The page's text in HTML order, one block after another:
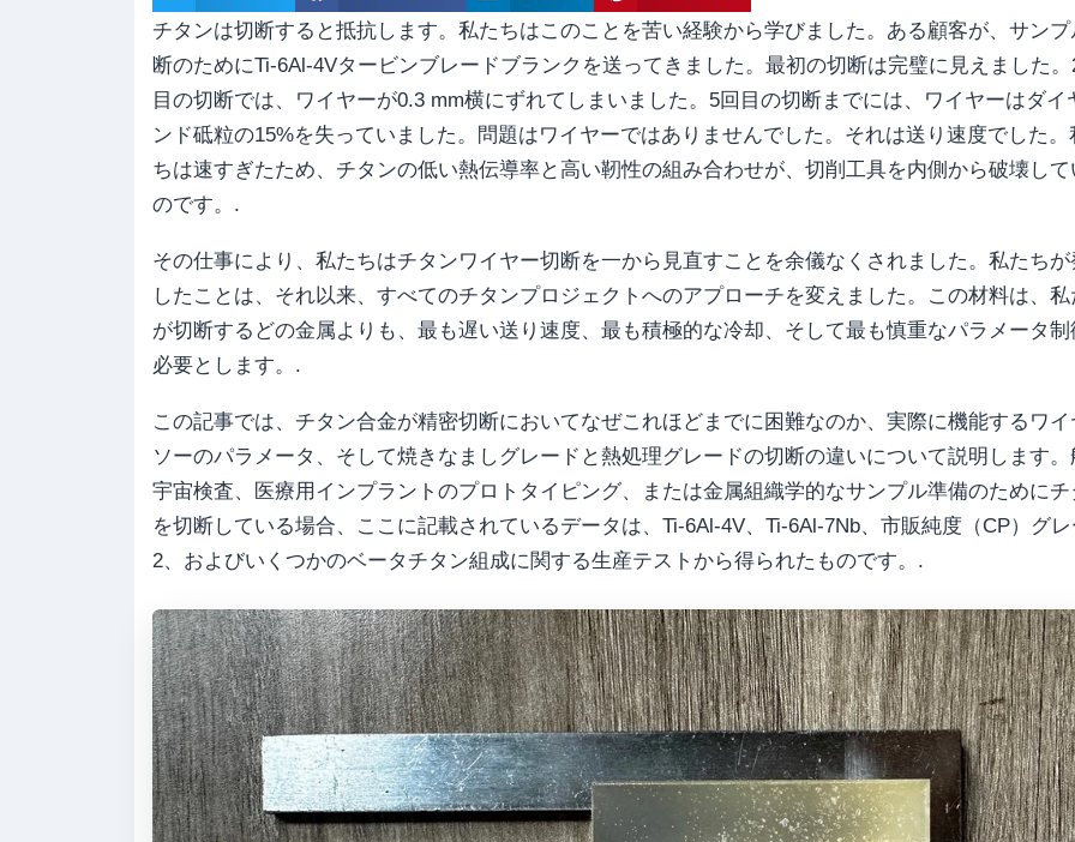
チタンは切断すると抵抗します。私たちはこのことを苦い経験から学びました。ある顧客が、サンプ
断のためにTi-6Al-4Vタービンブレードブランクを送ってきました。最初の切断は完璧に見えました。
目の切断では、ワイヤーが0.3 mm横にずれてしまいました。5回目の切断までには、ワイヤーはダイ
ンド砥粒の15%を失っていました。問題はワイヤーではありませんでした。それは送り速度でした。
ちは速すぎたため、チタンの低い熱伝導率と高い靭性の組み合わせが、切削工具を内側から破壊して
のです。.
その仕事により、私たちはチタンワイヤー切断を一から見直すことを余儀なくされました。私たちが
したことは、それ以来、すべてのチタンプロジェクトへのアプローチを変えました。この材料は、私
が切断するどの金属よりも、最も遅い送り速度、最も積極的な冷却、そして最も慎重なパラメータ制
必要とします。.
この記事では、チタン合金が精密切断においてなぜこれほどまでに困難なのか、実際に機能するワイ
ソーのパラメータ、そして焼きなましグレードと熱処理グレードの切断の違いについて説明します。
宇宙検査、医療用インプラントのプロトタイピング、または金属組織学的なサンプル準備のためにチ
を切断している場合、ここに記載されているデータは、Ti-6Al-4V、Ti-6Al-7Nb、市販純度（CP）グレ
2、およびいくつかのベータチタン組成に関する生産テストから得られたものです。.